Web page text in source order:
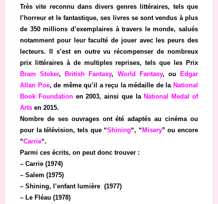
Très vite reconnu dans divers genres littéraires, tels que
l’horreur et le fantastique, ses livres se sont vendus à plus
de 350 millions d’exemplaires à travers le monde, salués
notamment pour leur faculté de jouer avec les peurs des
lecteurs. Il s’est en outre vu récompenser de nombreux
prix littéraires à de multiples reprises, tels que les Prix
Bram Stoker,British Fantasy, World Fantasy, ou Edgar
Allan Poe, de même qu’il a reçu la médaille de la National
Book Foundationen 2003, ainsi que laNational Medal of
Arts en 2015.
Nombre de ses ouvrages ont été adaptés au cinéma ou
pour la télévision, tels que “Shining“, “Misery” ou encore
“Carrie“.
Parmi ces écrits, on peut donc trouver :
– Carrie (1974)
– Salem (1975)
– Shining, l’enfant lumière (1977)
– Le Fléau (1978)